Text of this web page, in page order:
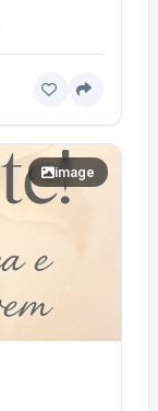
image